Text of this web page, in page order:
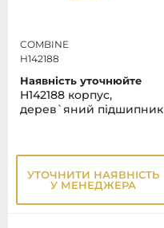
COMBINE
H142188
Наявність уточнюйте
H142188 корпус,
дерев`яний підшипник
УТОЧНИТИ НАЯВНІСТЬ
У МЕНЕДЖЕРА